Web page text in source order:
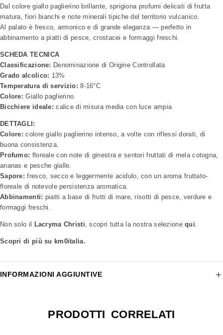
Dal colore giallo paglierino brillante, sprigiona profumi delicati di frutta
matura, fiori bianchi e note minerali tipiche del territorio vulcanico.
Al palato è fresco, armonico e di grande eleganza — perfetto in
abbinamento a piatti di pesce, crostacei e formaggi freschi.
SCHEDA TECNICA
Classificazione: Denominazione di Origine Controllata
Grado alcolico: 13%
Temperatura di servizio: 8-16°C
Colore:Giallo paglierino
Bicchiere ideale:calice di misura media con luce ampia
DETTAGLI:
Colore: colore giallo paglierino intenso, a volte con riflessi dorati, di
buona consistenza.
Profumo: floreale con note di ginestra e sentori fruttati di mela cotogna,
ananas e pesche gialle.
Sapore: fresco, secco e leggermente acidulo, con un aroma fruttato-
floreale di notevole persistenza aromatica.
Abbinamenti: piatti a base di frutti di mare, risotti di pesce, verdure e
formaggi freschi.
Non solo il Lacryma Christi , scopri tutta la nostra selezionequi
Scopri di più su km0italia.
INFORMAZIONI AGGIUNTIVE
PRODOTTI CORRELATI